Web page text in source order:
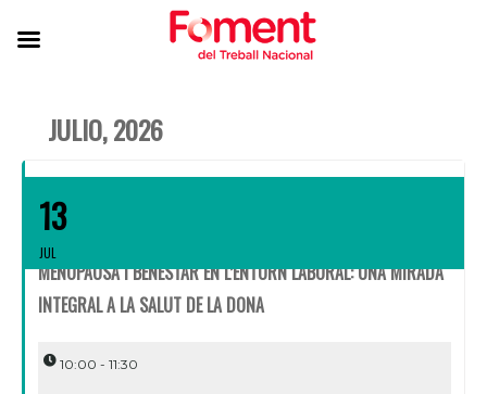
JULIO, 2026
13
JUL
MENOPAUSA I BENESTAR EN L’ENTORN LABORAL: UNA MIRADA
INTEGRAL A LA SALUT DE LA DONA
10:00 - 11:30